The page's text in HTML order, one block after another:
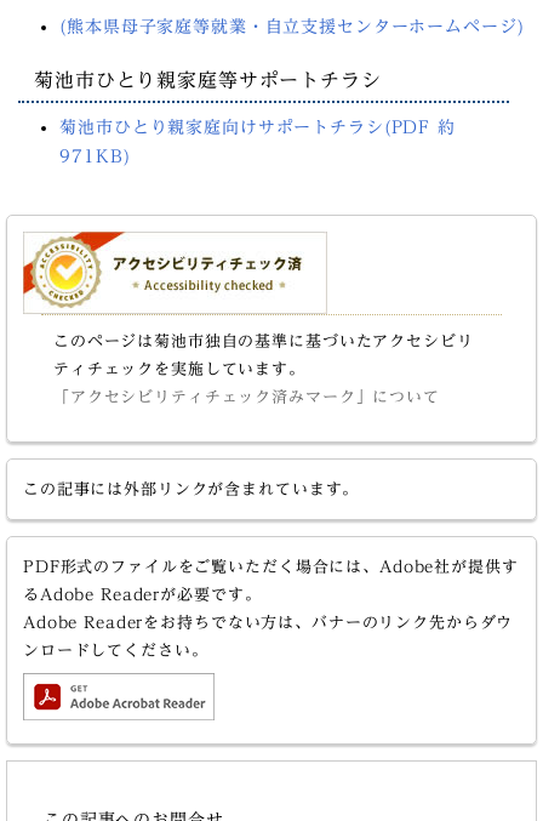
(熊本県母子家庭等就業・自立支援センターホームページ)
菊池市ひとり親家庭等サポートチラシ
菊池市ひとり親家庭向けサポートチラシ(PDF 約
971KB)
このページは菊池市独自の基準に基づいたアクセシビリ
ティチェックを実施しています。
「アクセシビリティチェック済みマーク」について
この記事には外部リンクが含まれています。
PDF形式のファイルをご覧いただく場合には、Adobe社が提供す
るAdobe Readerが必要です。
Adobe Readerをお持ちでない方は、バナーのリンク先からダウ
ンロードしてください。